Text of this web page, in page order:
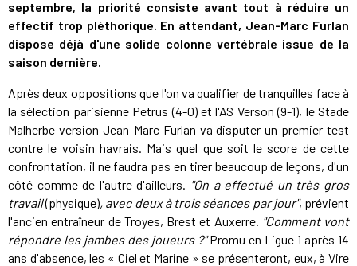
septembre, la priorité consiste avant tout à réduire un
effectif trop pléthorique. En attendant, Jean-Marc Furlan
dispose déjà d'une solide colonne vertébrale issue de la
saison dernière.
Après deux oppositions que l'on va qualifier de tranquilles face à
la sélection parisienne Petrus (4-0) et l'AS Verson (9-1), le Stade
Malherbe version Jean-Marc Furlan va disputer un premier test
contre le voisin havrais. Mais quel que soit le score de cette
confrontation, il ne faudra pas en tirer beaucoup de leçons, d'un
côté comme de l'autre d'ailleurs. "On a effectué un très gros
travail(physique), avec deux à trois séances par jour", prévient
l'ancien entraîneur de Troyes, Brest et Auxerre. "Comment vont
répondre les jambes des joueurs ?"Promu en Ligue 1 après 14
ans d'absence, les « Ciel et Marine » se présenteront, eux, à Vire